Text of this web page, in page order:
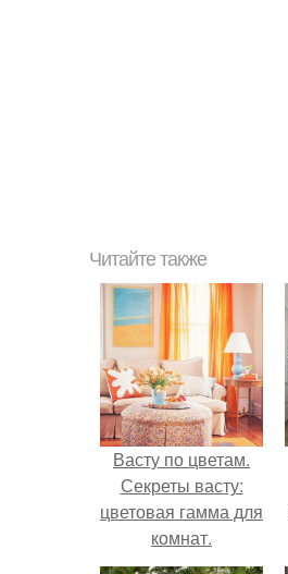
Читайте также
Васту по цветам.
Секреты васту:
цветовая гамма для
комнат.